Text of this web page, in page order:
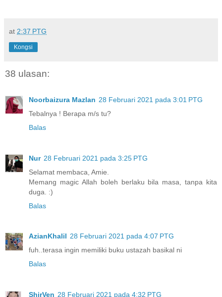
at 2:37 PTG
Kongsi
38 ulasan:
Noorbaizura Mazlan 28 Februari 2021 pada 3:01 PTG
Tebalnya ! Berapa m/s tu?
Balas
Nur 28 Februari 2021 pada 3:25 PTG
Selamat membaca, Amie.
Memang magic Allah boleh berlaku bila masa, tanpa kita
duga. :)
Balas
AzianKhalil 28 Februari 2021 pada 4:07 PTG
fuh..terasa ingin memiliki buku ustazah basikal ni
Balas
ShirVen 28 Februari 2021 pada 4:32 PTG